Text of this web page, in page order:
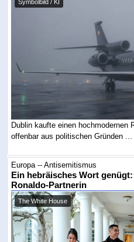
Symbolbild / KI
Dublin kaufte einen hochmodernen
offenbar aus politischen Gründen ...
Europa -- Antisemitismus
Ein hebräisches Wort
Ronaldo-Partnerin
The White House